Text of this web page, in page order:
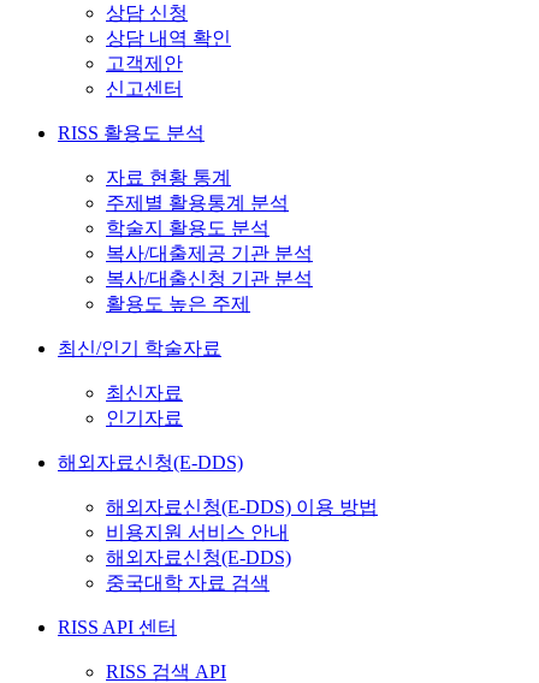
상담 신청
상담 내역 확인
고객제안
신고센터
RISS 활용도 분석
자료 현황 통계
주제별 활용통계 분석
학술지 활용도 분석
복사/대출제공 기관 분석
복사/대출신청 기관 분석
활용도 높은 주제
최신/인기 학술자료
최신자료
인기자료
해외자료신청(E-DDS)
해외자료신청(E-DDS) 이용 방법
비용지원 서비스 안내
해외자료신청(E-DDS)
중국대학 자료 검색
RISS API 센터
RISS 검색 API